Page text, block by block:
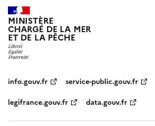
MINISTÈRE
CHARGÉ DE LA MER
ET DE LA PÊCHE
info.gouv.fr
service-public.gouv.fr
legifrance.gouv.fr
data.gouv.fr